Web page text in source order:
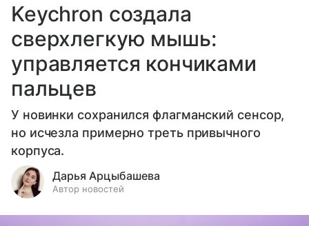
Keychron создала
сверхлегкую мышь:
управляется кончиками
пальцев
У новинки сохранился флагманский сенсор,
но исчезла примерно треть привычного
корпуса.
Дарья Арцыбашева
Автор новостей